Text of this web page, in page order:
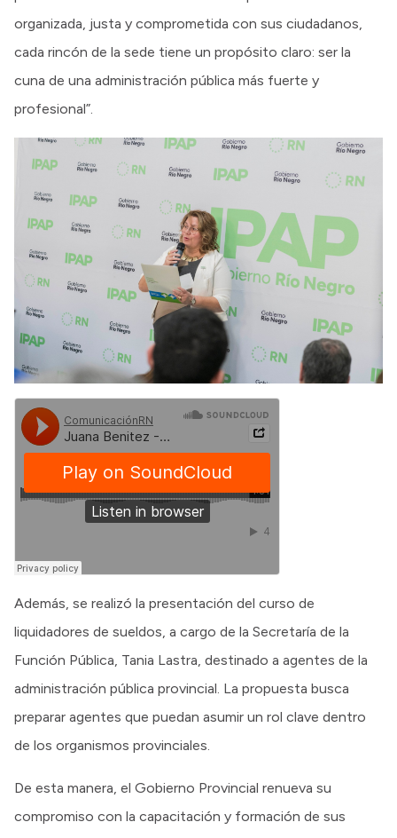
organizada, justa y comprometida con sus ciudadanos,
cada rincón de la sede tiene un propósito claro: ser la
cuna de una administración pública más fuerte y
profesional”.
Además, se realizó la presentación del curso de
liquidadores de sueldos, a cargo de la Secretaría de la
Función Pública, Tania Lastra, destinado a agentes de la
administración pública provincial. La propuesta busca
preparar agentes que puedan asumir un rol clave dentro
de los organismos provinciales.
De esta manera, el Gobierno Provincial renueva su
compromiso con la capacitación y formación de sus